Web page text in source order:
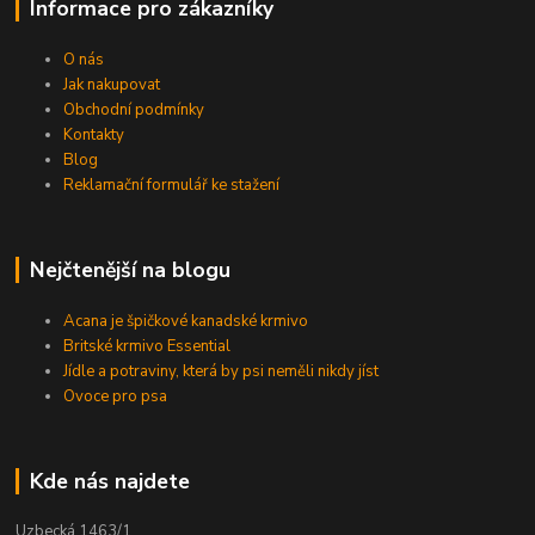
Informace pro zákazníky
O nás
Jak nakupovat
Obchodní podmínky
Kontakty
Blog
Reklamační formulář ke stažení
Nejčtenější na blogu
Acana je špičkové kanadské krmivo
Britské krmivo Essential
Jídle a potraviny, která by psi neměli nikdy jíst
Ovoce pro psa
Kde nás najdete